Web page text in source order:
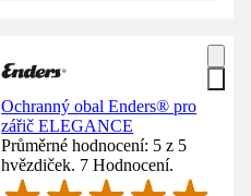
Ochranný obal Enders® pro
zářič ELEGANCE
Průměrné hodnocení: 5 z 5
hvězdiček. 7 Hodnocení.